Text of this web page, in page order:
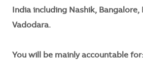
India including Nashik, Bangalore,
Vadodara.
You will be mainly accountable for: